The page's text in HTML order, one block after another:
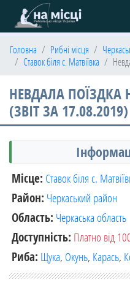
Головна Рибні місця
Ставок біля с. Матвіївка
НЕВДАЛА ПОЇЗДКА
(ЗВІТ ЗА 17.08.2019)
Місце: Ставок біля с.
Район: Черкаський район
Область: Черкаська область
Доступність: Платно від
Риба: Щука, Окунь, Карась,